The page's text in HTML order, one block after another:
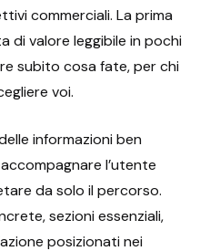
commerciali. La prima
valore leggibile in pochi
subito cosa fate, per chi
voi.
informazioni ben
l’utente
da solo il percorso.
sezioni essenziali,
posizionati nei